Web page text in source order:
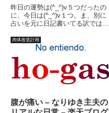
昨日の運勢は(^_^)v５つだったの
に、今日は(^_^)v１つ。ま、別に
占いを元に日記書いてる訳ではな
か。いや、実は昨日だって運勢が
(^_^)v５つだったことで復活した
かのような日記になってました
が、基本的にそ...
肉体改造計画
腹が痛い – なりゆき主夫の